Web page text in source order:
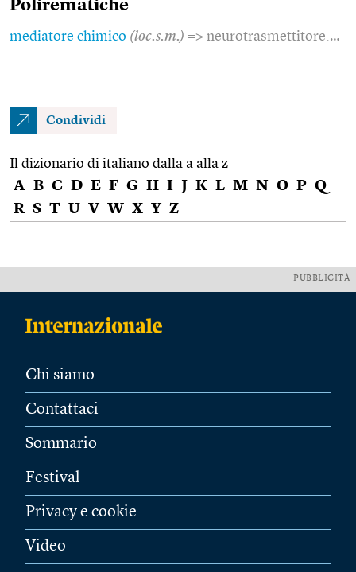
Polirematiche
mediatore chimico (loc.s.m.) => neurotrasmettitore.…
Condividi
Il dizionario di italiano dalla a alla z
A B C D E F G H I J K L M N O P Q
R S T U V W X Y Z
PUBBLICITÀ
Chi siamo
Contattaci
Sommario
Festival
Privacy e cookie
Video